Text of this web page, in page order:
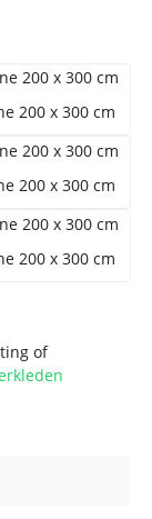
200 x 300 cm
200 x 300 cm
200 x 300 cm
of